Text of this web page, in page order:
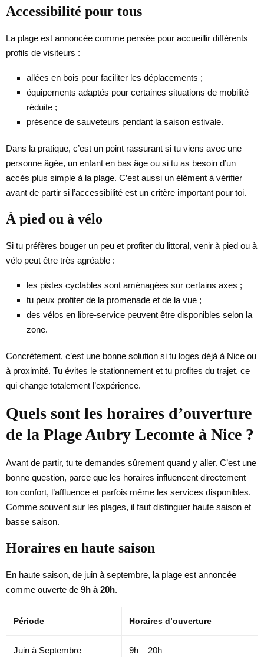
Accessibilité pour tous
La plage est annoncée comme pensée pour accueillir différents
profils de visiteurs :
allées en bois pour faciliter les déplacements ;
équipements adaptés pour certaines situations de mobilité
réduite ;
présence de sauveteurs pendant la saison estivale.
Dans la pratique, c’est un point rassurant si tu viens avec une
personne âgée, un enfant en bas âge ou si tu as besoin d’un
accès plus simple à la plage. C’est aussi un élément à vérifier
avant de partir si l’accessibilité est un critère important pour toi.
À pied ou à vélo
Si tu préfères bouger un peu et profiter du littoral, venir à pied ou à
vélo peut être très agréable :
les pistes cyclables sont aménagées sur certains axes ;
tu peux profiter de la promenade et de la vue ;
des vélos en libre-service peuvent être disponibles selon la
zone.
Concrètement, c’est une bonne solution si tu loges déjà à Nice ou
à proximité. Tu évites le stationnement et tu profites du trajet, ce
qui change totalement l’expérience.
Quels sont les horaires d’ouverture
de la Plage Aubry Lecomte à Nice ?
Avant de partir, tu te demandes sûrement quand y aller. C’est une
bonne question, parce que les horaires influencent directement
ton confort, l’affluence et parfois même les services disponibles.
Comme souvent sur les plages, il faut distinguer haute saison et
basse saison.
Horaires en haute saison
En haute saison, de juin à septembre, la plage est annoncée
comme ouverte de 9h à 20h.
Période Horaires d’ouverture
Juin à Septembre 9h – 20h